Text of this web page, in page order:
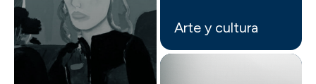
Arte y cultura